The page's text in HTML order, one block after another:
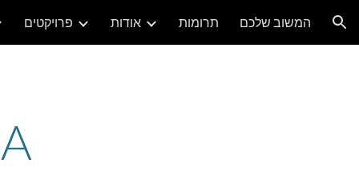
פרויקטים אודות תרומות המשוב שלכם